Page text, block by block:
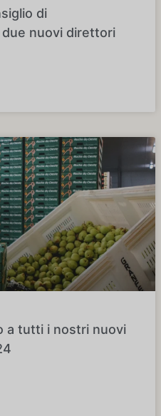
di
nuovi direttori
a tutti i nostri nuovi